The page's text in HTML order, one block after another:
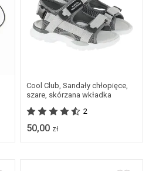
Cool Club, Sandały chłopięce,
szare, skórzana wkładka
2
50,00 zł